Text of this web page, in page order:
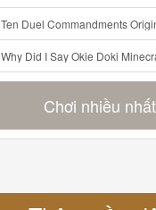
Ten Duel Commandments Original Broadway Cast Of
Why Did I Say Okie Doki Minecraft DDLC Animated Music Video Song By
Chơi nhiều nhất